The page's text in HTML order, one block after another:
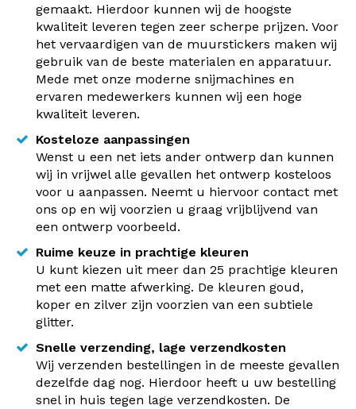
gemaakt. Hierdoor kunnen wij de hoogste
kwaliteit leveren tegen zeer scherpe prijzen. Voor
het vervaardigen van de muurstickers maken wij
gebruik van de beste materialen en apparatuur.
Mede met onze moderne snijmachines en
ervaren medewerkers kunnen wij een hoge
kwaliteit leveren.
Kosteloze aanpassingen
Wenst u een net iets ander ontwerp dan kunnen
wij in vrijwel alle gevallen het ontwerp kosteloos
voor u aanpassen. Neemt u hiervoor contact met
ons op en wij voorzien u graag vrijblijvend van
een ontwerp voorbeeld.
Ruime keuze in prachtige kleuren
U kunt kiezen uit meer dan 25 prachtige kleuren
met een matte afwerking. De kleuren goud,
koper en zilver zijn voorzien van een subtiele
glitter.
Snelle verzending, lage verzendkosten
Wij verzenden bestellingen in de meeste gevallen
dezelfde dag nog. Hierdoor heeft u uw bestelling
snel in huis tegen lage verzendkosten. De